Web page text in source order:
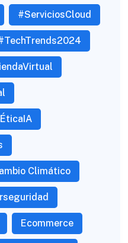
#ServiciosCloud
Climático
Ecommerce